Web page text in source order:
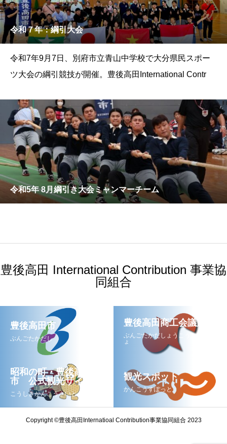
令和７年：綱引大会
令和7年9月7日、別府市立青山中学校で大分県民スポー
ツ大会の綱引競技が開催。豊後高田International Contr
令和5年 8月綱引き大会ミャンマーチーム
豊後高田 International Contribution 事業協
同組合
豊後高田市
ぶんごたかだし
豊後高田商工会議所
ぶんごたかだしょうこうかいぎし
ょ
昭和の町・豊後高田
市 公式観光サイト
こうしきかんこうさいと
観光スポット
かんこうすぽっと
Copyright ©豊後高田Internatioal Contribution事業協同組合 2023